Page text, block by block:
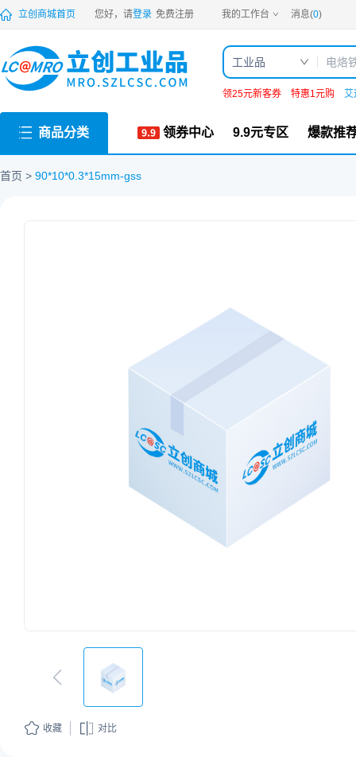
PDF 立创商城首页 您好，请登录 免费注册 我的工作台 消息(0)
工业品
领25元新客券 特惠1元购 艾
商品分类 领券中心 9.9元专区 爆款推
首页 90*10*0.3*15mm-gss
收藏 对比